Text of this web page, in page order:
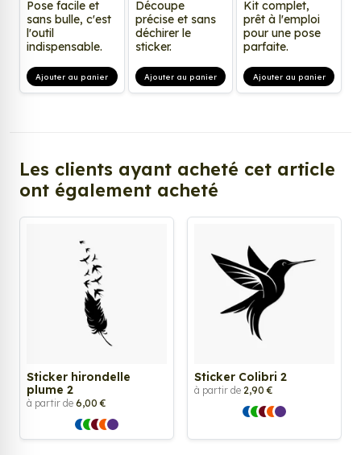
Pose facile et
sans bulle, c'est
l'outil
indispensable.
Ajouter au panier
Découpe
précise et sans
déchirer le
sticker.
Ajouter au panier
Kit complet,
prêt à l'emploi
pour une pose
parfaite.
Ajouter au panier
Les clients ayant acheté cet article
ont également acheté
Sticker hirondelle
plume 2
à partir de 6,00 €
Sticker Colibri 2
à partir de 2,90 €